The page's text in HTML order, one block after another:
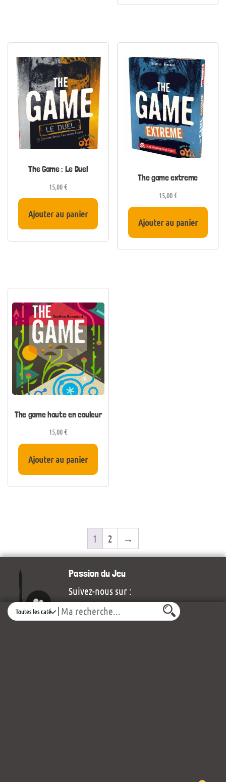
Search
The Game : Le Duel
15,00€
Ajouter au panier
The game extreme
15,00€
Ajouter au panier
The game haute en couleur
15,00€
Ajouter au panier
1 2 →
Passion du Jeu
Suivez-nous sur :